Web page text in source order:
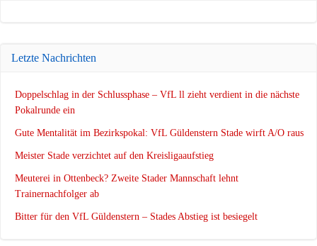
Letzte Nachrichten
Doppelschlag in der Schlussphase – VfL ll zieht verdient in die nächste
Pokalrunde ein
Gute Mentalität im Bezirkspokal: VfL Güldenstern Stade wirft A/O raus
Meister Stade verzichtet auf den Kreisligaaufstieg
Meuterei in Ottenbeck? Zweite Stader Mannschaft lehnt
Trainernachfolger ab
Bitter für den VfL Güldenstern – Stades Abstieg ist besiegelt